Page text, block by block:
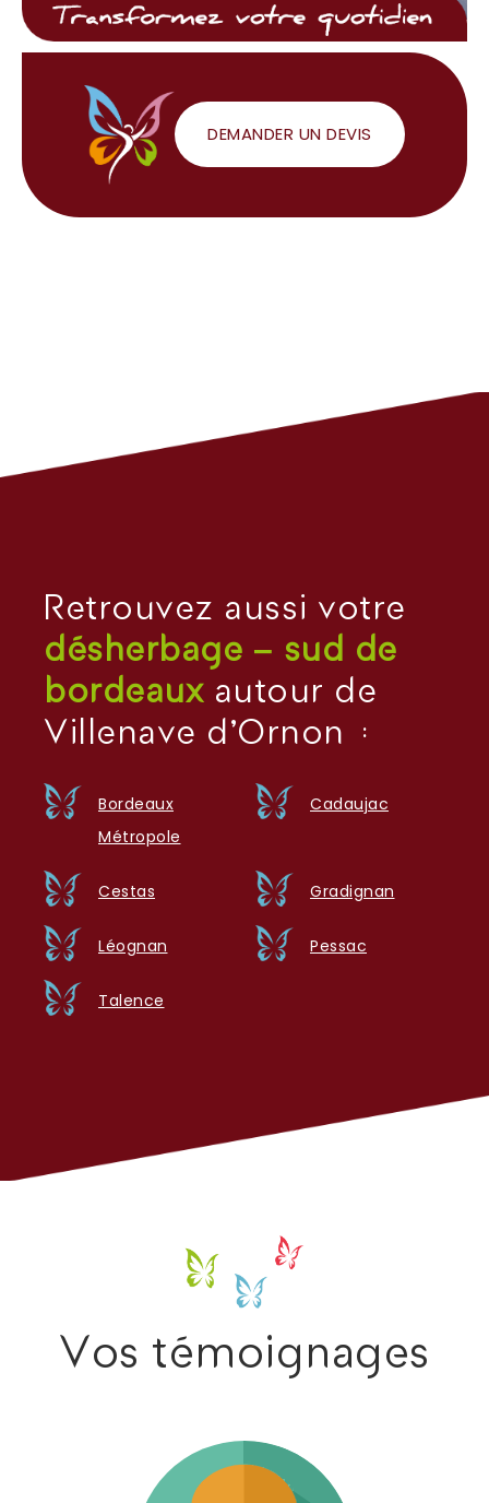
DEMANDER UN DEVIS
Retrouvez aussi votre
désherbage – sud de
bordeauxautour de
Villenave d'Ornon :
Bordeaux
Métropole
Cadaujac
Cestas Gradignan
Léognan Pessac
Talence
Vos témoignages